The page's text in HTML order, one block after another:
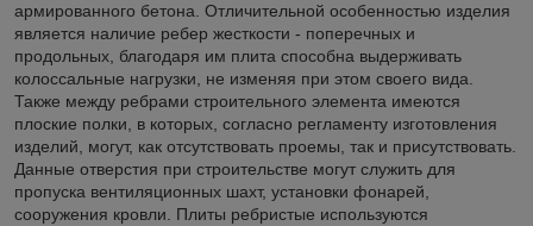
армированного бетона. Отличительной особенностью изделия
является наличие ребер жесткости - поперечных и
продольных, благодаря им плита способна выдерживать
колоссальные нагрузки, не изменяя при этом своего вида.
Также между ребрами строительного элемента имеются
плоские полки, в которых, согласно регламенту изготовления
изделий, могут, как отсутствовать проемы, так и присутствовать.
Данные отверстия при строительстве могут служить для
пропуска вентиляционных шахт, установки фонарей,
сооружения кровли. Плиты ребристые используются